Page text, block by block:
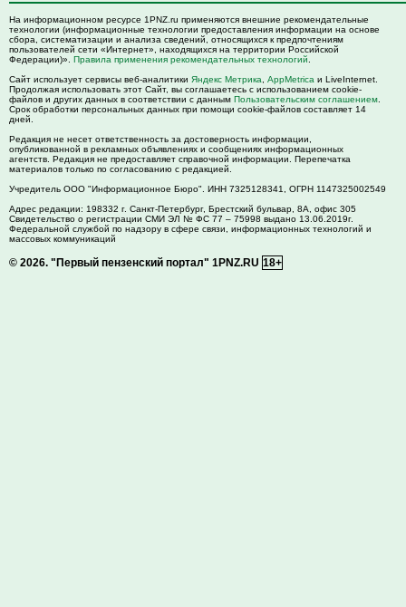
На информационном ресурсе 1PNZ.ru применяются внешние рекомендательные
технологии (информационные технологии предоставления информации на основе
сбора, систематизации и анализа сведений, относящихся к предпочтениям
пользователей сети «Интернет», находящихся на территории Российской
Федерации)». Правила применения рекомендательных технологий
Сайт использует сервисы веб-аналитики Яндекс Метрика AppMetrica и LiveInternet.
Продолжая использовать этот Сайт, вы соглашаетесь с использованием cookie-
файлов и других данных в соответствии с данным Пользовательским соглашением
Срок обработки персональных данных при помощи cookie-файлов составляет 14
дней.
Редакция не несет ответственность за достоверность информации,
опубликованной в рекламных объявлениях и сообщениях информационных
агентств. Редакция не предоставляет справочной информации. Перепечатка
материалов только по согласованию с редакцией.
Учредитель ООО "Информационное Бюро". ИНН 7325128341, ОГРН 1147325002549
Адрес редакции: 198332 г. Санкт-Петербург, Брестский бульвар, 8А, офис 305
Свидетельство о регистрации СМИ ЭЛ № ФС 77 – 75998 выдано 13.06.2019г.
Федеральной службой по надзору в сфере связи, информационных технологий и
массовых коммуникаций
© 2026. "Первый пензенский портал" 1PNZ.RU 18+